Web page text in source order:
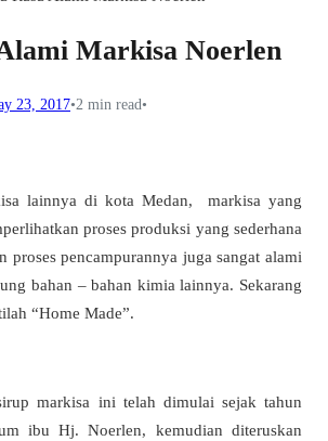
Markisa Noerlen
23, 2017•2 min read•
lainnya di kota Medan, markisa yang
proses produksi yang sederhana
proses pencampurannya juga sangat alami
bahan – bahan kimia lainnya. Sekarang
“Home Made”.
markisa ini telah dimulai sejak tahun
ibu Hj. Noerlen, kemudian diteruskan